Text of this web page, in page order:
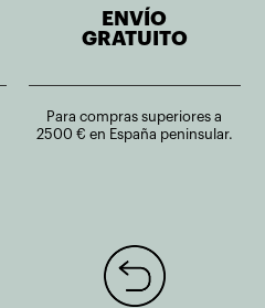
ENVÍO
GRATUITO
Para compras superiores a
2500 € en España peninsular.